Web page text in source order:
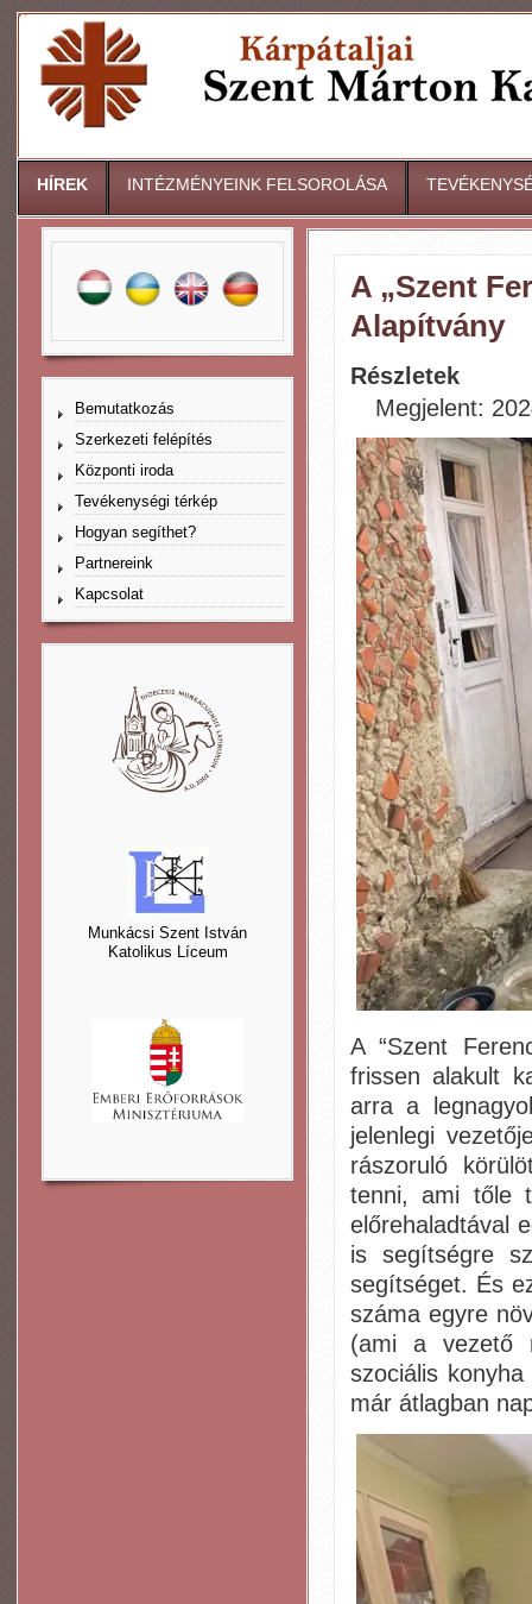
HÍREK INTÉZMÉNYEINK FELSOROLÁSA
Bemutatkozás
Szerkezeti felépítés
Központi iroda
Tevékenységi térkép
Hogyan segíthet?
Partnereink
Kapcsolat
Munkácsi Szent István
Katolikus Líceum
A „Szent
Alapítvány
Részletek
Megjelent:
A “Szent
frissen alakult
arra a
jelenlegi
rászoruló
tenni, ami tőle
előrehaladtával
is segítségre
segítséget. És
száma egyre
(ami a vezető
szociális
már átlagban